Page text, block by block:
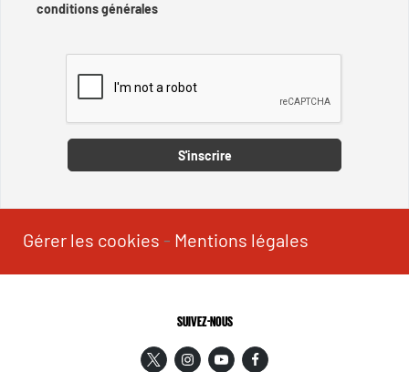
conditions générales
S'inscrire
Gérer les cookies - Mentions légales
SUIVEZ-NOUS